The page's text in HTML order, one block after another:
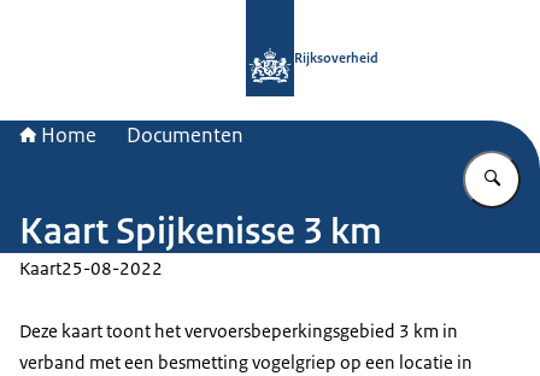
Rijksoverheid
Home Documenten
Kaart Spijkenisse 3 km
Kaart25-08-2022
Deze kaart toont het vervoersbeperkingsgebied 3 km in
verband met een besmetting vogelgriep op een locatie in